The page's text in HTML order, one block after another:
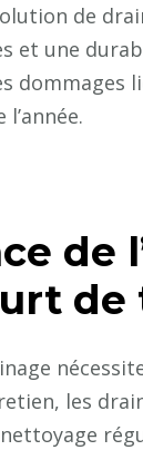
de
et une
dommages
de
de
les